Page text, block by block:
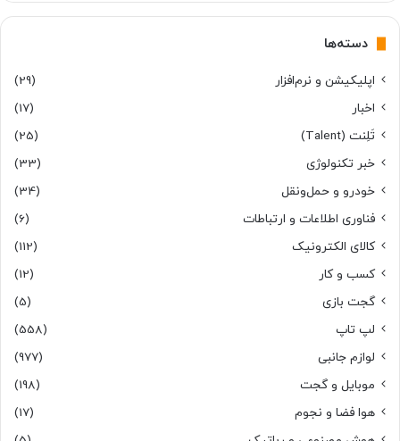
دسته‌ها
اپلیکیشن و نرم‌افزار
(29)
اخبار
(17)
تَلِنت (Talent)
(25)
خبر تکنولوژی
(33)
خودرو و حمل‌و‌نقل
(34)
فناوری اطلاعات و ارتباطات
(6)
کالای الکترونیک
(112)
کسب و کار
(12)
گجت بازی
(5)
لپ تاپ
(558)
لوازم جانبی
(977)
موبایل و گجت
(198)
هوا فضا و نجوم
(17)